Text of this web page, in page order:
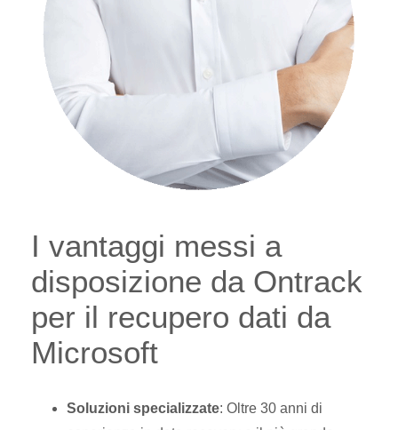
I vantaggi messi a
disposizione da Ontrack
per il recupero dati da
Microsoft
Soluzioni specializzate: Oltre 30 anni di